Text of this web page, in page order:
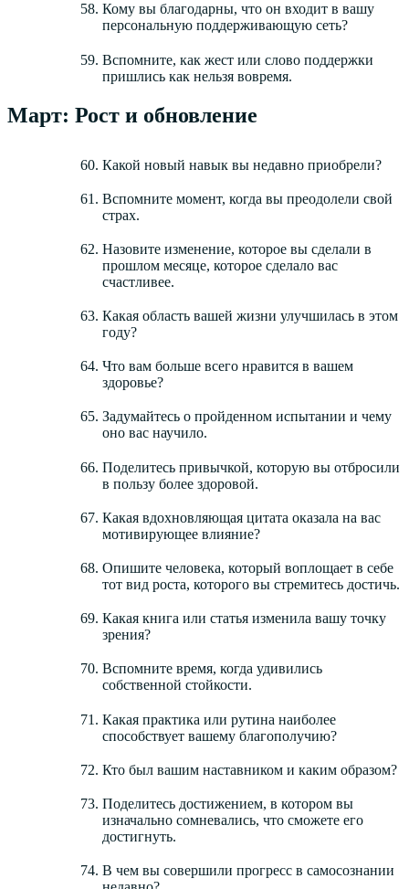
Кому вы благодарны, что он входит в вашу
персональную поддерживающую сеть?
Вспомните, как жест или слово поддержки
пришлись как нельзя вовремя.
Март: Рост и обновление
Какой новый навык вы недавно приобрели?
Вспомните момент, когда вы преодолели свой
страх.
Назовите изменение, которое вы сделали в
прошлом месяце, которое сделало вас
счастливее.
Какая область вашей жизни улучшилась в этом
году?
Что вам больше всего нравится в вашем
здоровье?
Задумайтесь о пройденном испытании и чему
оно вас научило.
Поделитесь привычкой, которую вы отбросили
в пользу более здоровой.
Какая вдохновляющая цитата оказала на вас
мотивирующее влияние?
Опишите человека, который воплощает в себе
тот вид роста, которого вы стремитесь достичь.
Какая книга или статья изменила вашу точку
зрения?
Вспомните время, когда удивились
собственной стойкости.
Какая практика или рутина наиболее
способствует вашему благополучию?
Кто был вашим наставником и каким образом?
Поделитесь достижением, в котором вы
изначально сомневались, что сможете его
достигнуть.
В чем вы совершили прогресс в самосознании